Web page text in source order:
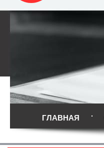
ГЛАВНАЯ